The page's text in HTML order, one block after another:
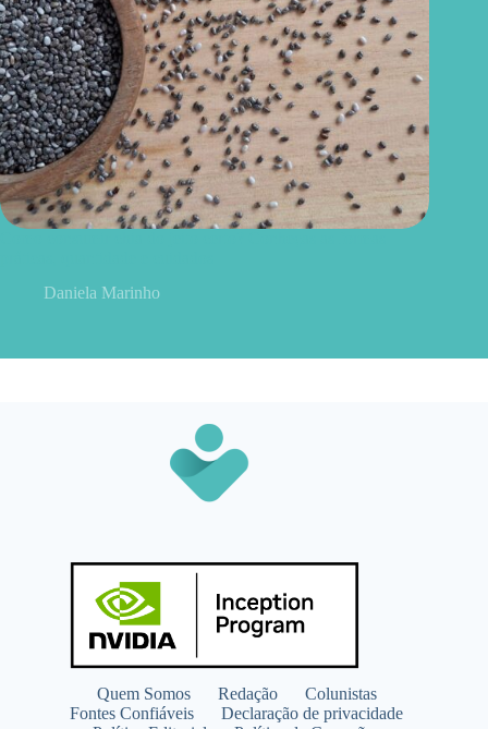
Daniela Marinho
Quem Somos Redação
Colunistas
Fontes Confiáveis
Declaração de privacidade